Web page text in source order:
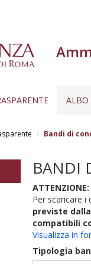
ALBO
Bandi di
BANDI
Per scaricare
previste
compatibili
Visualizza in
Tipologia